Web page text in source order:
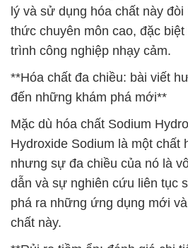
lý và sử dụng hóa chất này
thức chuyên môn cao, đặc
trình công nghiệp nhạy cảm.
**Hóa chất đa chiều: bài viết
đến những khám phá mới**
Mặc dù hóa chất Sodium
Hydroxide Sodium là một chất
nhưng sự đa chiều của nó là
dẫn và sự nghiên cứu liên tục
phá ra những ứng dụng mới
chất này.